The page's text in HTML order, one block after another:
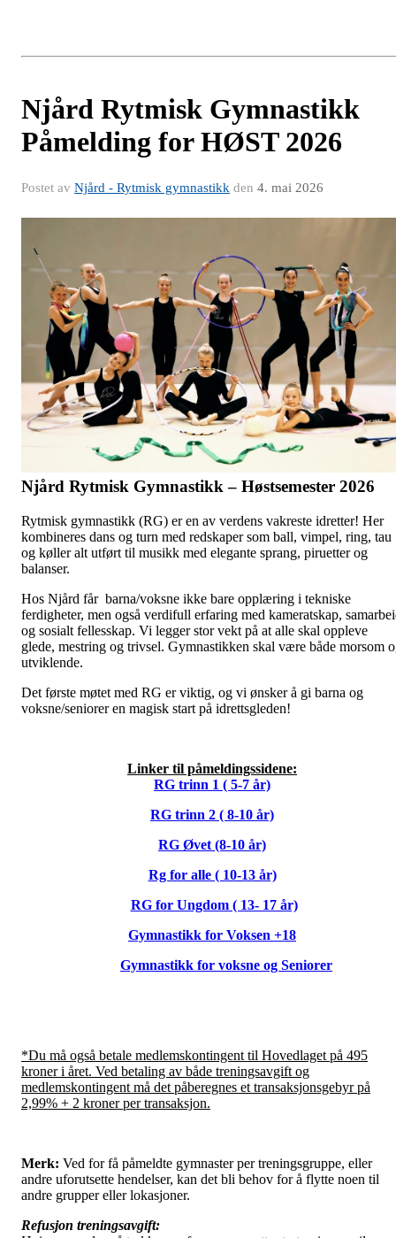
Njård Rytmisk Gymnastikk
Påmelding for HØST 2026
Postet av Njård - Rytmisk gymnastikk den 4. mai 2026
Njård Rytmisk Gymnastikk – Høstsemester 2026
Rytmisk gymnastikk (RG) er en av verdens vakreste idretter! Her
kombineres dans og turn med redskaper som ball, vimpel, ring, tau
og køller alt utført til musikk med elegante sprang, piruetter og
balanser.
Hos Njård får barna/voksne ikke bare opplæring i tekniske
ferdigheter, men også verdifull erfaring med kameratskap,
og sosialt fellesskap. Vi legger stor vekt på at alle skal oppleve
glede, mestring og trivsel. Gymnastikken skal være både morsom
utviklende.
Det første møtet med RG er viktig, og vi ønsker å gi barna og
voksne/seniorer en magisk start på idrettsgleden!
Linker til påmeldingssidene:
RG trinn 1 ( 5-7 år)
RG trinn 2 ( 8-10 år)
RG Øvet (8-10 år)
Rg for alle ( 10-13 år)
RG for Ungdom ( 13- 17 år)
Gymnastikk for Voksen +18
Gymnastikk for voksne og Seniorer
*Du må også betale medlemskontingent til Hovedlaget på 495
kroner i året. Ved betaling av både treningsavgift og
medlemskontingent må det påberegnes et transaksjonsgebyr på
2,99% + 2 kroner per transaksjon.
Merk: Ved for få påmeldte gymnaster per treningsgruppe, eller
andre uforutsette hendelser, kan det bli behov for å flytte noen til
andre grupper eller lokasjoner.
Refusjon treningsavgift: